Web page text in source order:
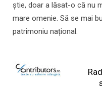
știe, doar a lăsat-o că nu
mare omenie. Să se mai
patrimoniu național.